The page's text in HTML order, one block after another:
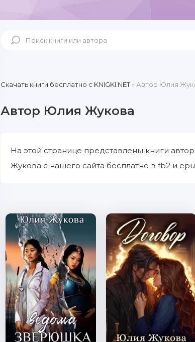
Скачать книги бесплатно c KNIGKI.NET» Автор Юлия
Автор Юлия Жукова
На этой странице представлены книги
Жукова с нашего сайта бесплатно в fb2 и